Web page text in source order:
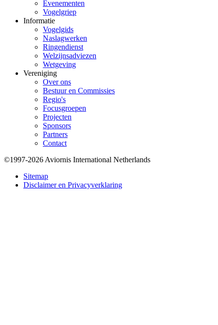
Evenementen
Vogelgriep
Informatie
Vogelgids
Naslagwerken
Ringendienst
Welzijnsadviezen
Wetgeving
Vereniging
Over ons
Bestuur en Commissies
Regio's
Focusgroepen
Projecten
Sponsors
Partners
Contact
Bottom
©1997-2026 Aviornis International Netherlands
Sitemap
Disclaimer en Privacyverklaring